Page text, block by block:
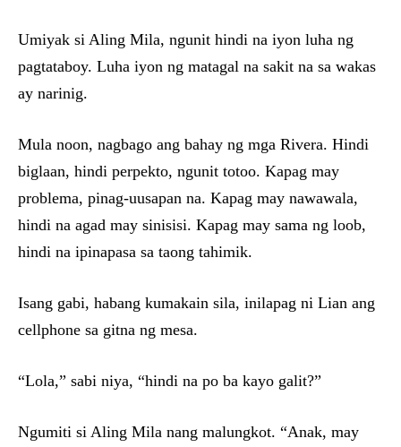
Umiyak si Aling Mila, ngunit hindi na iyon luha ng
pagtataboy. Luha iyon ng matagal na sakit na sa wakas
ay narinig.
Mula noon, nagbago ang bahay ng mga Rivera. Hindi
biglaan, hindi perpekto, ngunit totoo. Kapag may
problema, pinag-uusapan na. Kapag may nawawala,
hindi na agad may sinisisi. Kapag may sama ng loob,
hindi na ipinapasa sa taong tahimik.
Isang gabi, habang kumakain sila, inilapag ni Lian ang
cellphone sa gitna ng mesa.
“Lola,” sabi niya, “hindi na po ba kayo galit?”
Ngumiti si Aling Mila nang malungkot. “Anak, may